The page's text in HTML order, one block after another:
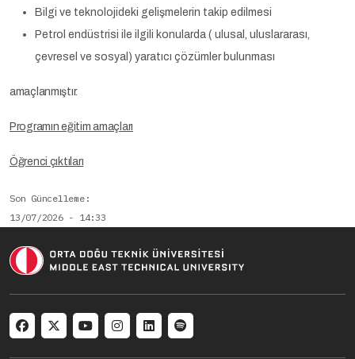
Bilgi ve teknolojideki gelişmelerin takip edilmesi
Petrol endüstrisi ile ilgili konularda ( ulusal, uluslararası,
çevresel ve sosyal) yaratıcı çözümler bulunması
amaçlanmıştır.
Programın eğitim amaçları
Öğrenci çıktıları
Son Güncelleme
13/07/2026 - 14:33
Social menu